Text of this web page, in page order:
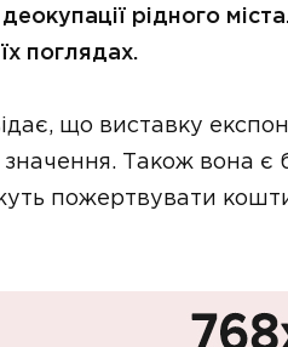
рідного
поглядах.
що виставку
Також вона є
пожертвувати